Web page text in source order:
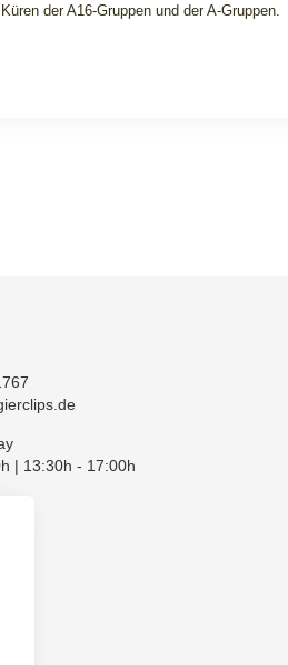
der A16-Gruppen und der A-Gruppen.
| 13:30h - 17:00h